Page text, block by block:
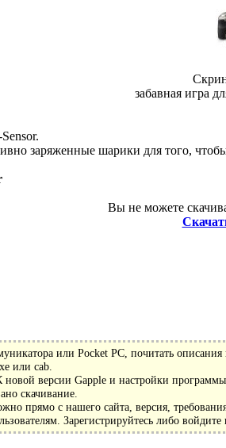
забавная игра
заряженные шарики для того,
Вы не можете
или Pocket PC, почитать
или cab.
версии Gapple и настройки
скачивание.
прямо с нашего сайта, версия,
Зарегистрируйтесь либо